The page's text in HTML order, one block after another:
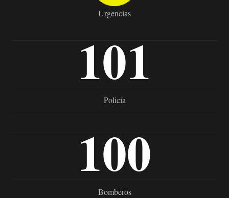
Urgencias
101
Policía
100
Bomberos